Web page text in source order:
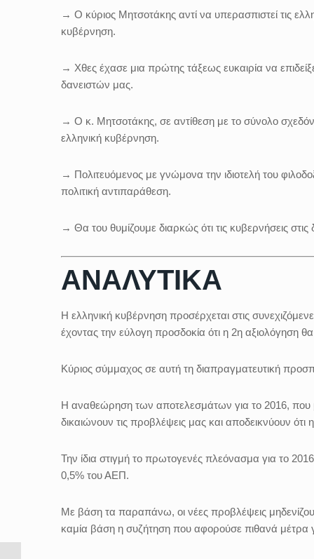
→ Ο κύριος Μητσοτάκης αντί να υπερασπιστεί τις
κυβέρνηση.
→ Χθες έχασε μια πρώτης τάξεως ευκαιρία να
δανειστών μας.
→ Ο κ. Μητσοτάκης, σε αντίθεση με το σύνολο σχεδόν
ελληνική κυβέρνηση.
→ Πολιτευόμενος με γνώμονα την ιδιοτελή του
πολιτική αντιπαράθεση.
→ Θα του θυμίζουμε διαρκώς ότι τις κυβερνήσεις στις
ΑΝΑΛΥΤΙΚΑ
Η ελληνική κυβέρνηση προσέρχεται στις
έχοντας την εύλογη προσδοκία ότι η 2η αξιολόγηση
Κύριος σύμμαχος σε αυτή τη διαπραγματευτική
Η αναθεώρηση των αποτελεσμάτων για το 2016, που
δικαιώνουν τις προβλέψεις μας και αποδεικνύουν
Την ίδια στιγμή το πρωτογενές πλεόνασμα για το
0,5% του ΑΕΠ.
Με βάση τα παραπάνω, οι νέες προβλέψεις
καμία βάση η συζήτηση που αφορούσε πιθανά μέτρα